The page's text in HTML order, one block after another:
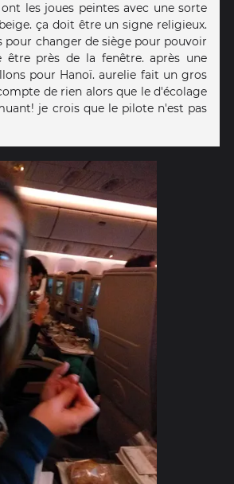
les joues peintes avec une sorte
ça doit être un signe religieux.
pour changer de siège pour pouvoir
être près de la fenêtre. après une
pour Hanoï. aurelie fait un gros
de rien alors que le d'écolage
je crois que le pilote n'est pas